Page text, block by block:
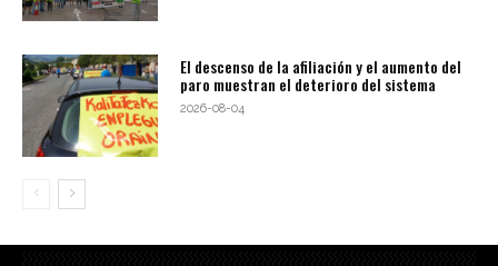
El descenso de la afiliación y el aumento del
paro muestran el deterioro del sistema
2026-08-04